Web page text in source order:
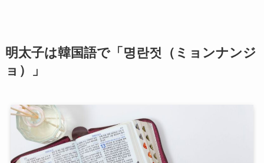
明太子は韓国語で「명란젓（ミョンナンジ
ョ）」